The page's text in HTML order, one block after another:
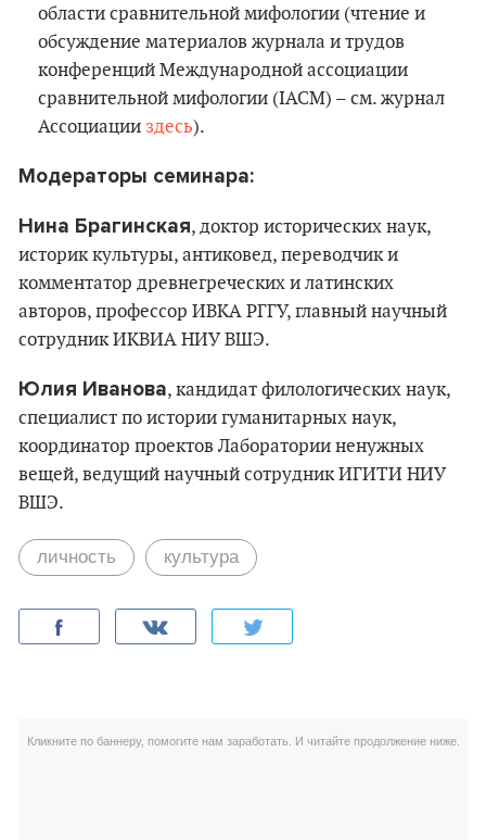
области сравнительной мифологии (чтение и
обсуждение материалов журнала и трудов
конференций Международной ассоциации
сравнительной мифологии (IACM) – см. журнал
Ассоциации здесь).
Модераторы семинара:
Нина Брагинская, доктор исторических наук,
историк культуры, антиковед, переводчик и
комментатор древнегреческих и латинских
авторов, профессор ИВКА РГГУ, главный научный
сотрудник ИКВИА НИУ ВШЭ.
Юлия Иванова, кандидат филологических наук,
специалист по истории гуманитарных наук,
координатор проектов Лаборатории ненужных
вещей, ведущий научный сотрудник ИГИТИ НИУ
ВШЭ.
личность культура